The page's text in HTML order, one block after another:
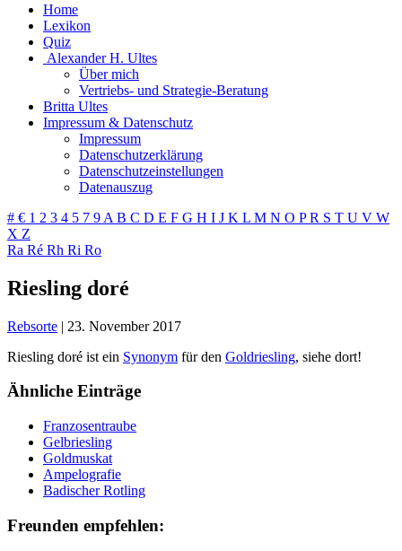
Home
Lexikon
Quiz
Alexander H. Ultes
Über mich
Vertriebs- und Strategie-Beratung
Britta Ultes
Impressum & Datenschutz
Impressum
Datenschutzerklärung
Datenschutzeinstellungen
Datenauszug
# € 1 2 3 4 5 7 9 A B C D E F G H I J K L M N O PR S T U V W
X Z
Ra Ré Rh Ri Ro
Riesling doré
Rebsorte | 23. November 2017
Riesling doré ist ein Synonym für den Goldriesling, siehe dort!
Ähnliche Einträge
Franzosentraube
Gelbriesling
Goldmuskat
Ampelografie
Badischer Rotling
Freunden empfehlen: